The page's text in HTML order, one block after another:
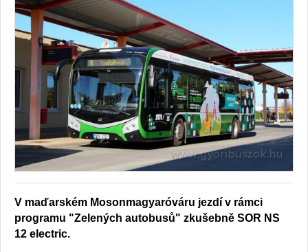
V maďarském Mosonmagyaróváru jezdí v rámci
programu "Zelených autobusů" zkušebně SOR NS
12 electric.